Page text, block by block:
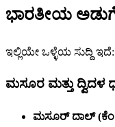
ಭಾರತೀಯ
ಇಲ್ಲಿಯೇ ಒಳ್ಳೆಯ ಸುದ್ದಿ
ಮಸೂರ ಮತ್ತು ದ್ವಿದಳ
ಮಸೂರ್ ದಾಲ್